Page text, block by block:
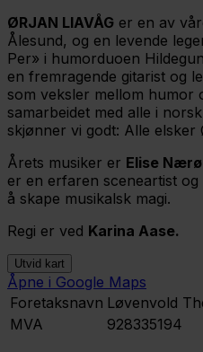
ØRJAN LIAVÅG er en av
Ålesund, og en levende
Per» i humorduoen
en fremragende gitarist og
som veksler mellom humor
samarbeidet med alle i
skjønner vi godt: Alle elsker
Årets musiker er Elise Nærø
er en erfaren sceneartist og
å skape musikalsk magi.
Regi er ved Karina Aase.
Utvid kart
Åpne i Google Maps
Foretaksnavn Løvenvold
MVA
928335194